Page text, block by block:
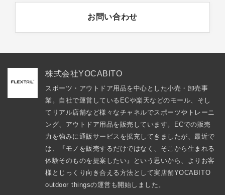
お問い合わせ
株式会社YOCABITO
スポーツ・アウトドア用品を中心とした小売・卸売事
業。自社で運営しているECや楽天などのモール、そし
てリアル店舗など様々なチャネルでスポーツやトレーニ
ング、アウトドア用品を販売しています。ECでの販売
力を強みに通販サービスを拡充してきましたが、最近で
は、『モノを販売するだけではなく、そこから生まれる
体験そのものを提案したい』という思いから、よりお客
様とじっくり向き合える方法として実店舗YOCABITO
outdoor thingsの運営も開始しました。